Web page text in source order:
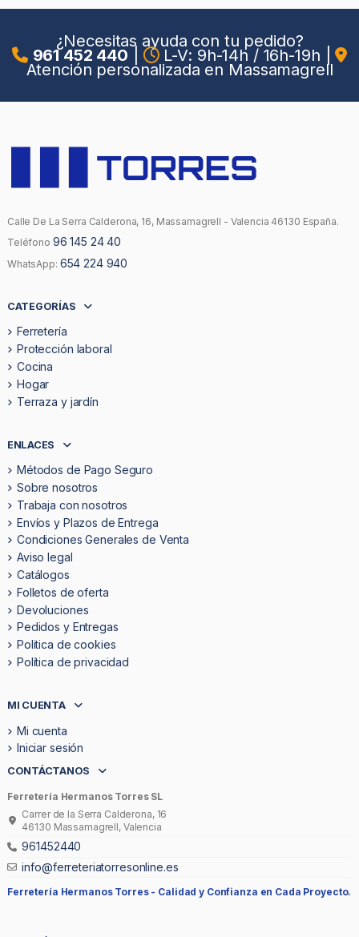
¿Necesitas ayuda con tu pedido?
961 452 440 L-V: 9h-14h / 16h-19h
Atención personalizada en Massamagrell
Calle De La Serra Calderona, 16, Massamagrell - Valencia 46130 España.
Teléfono 96 145 24 40
WhatsApp: 654 224 940
CATEGORÍAS
Ferretería
Protección laboral
Cocina
Hogar
Terraza y jardín
ENLACES
Métodos de Pago Seguro
Sobre nosotros
Trabaja con nosotros
Envíos y Plazos de Entrega
Condiciones Generales de Venta
Aviso legal
Catálogos
Folletos de oferta
Devoluciones
Pedidos y Entregas
Politica de cookies
Política de privacidad
MI CUENTA
Mi cuenta
Iniciar sesión
CONTÁCTANOS
Ferretería Hermanos Torres SL
Carrer de la Serra Calderona, 16
46130 Massamagrell, Valencia
961452440
info@ferreteriatorresonline.es
Ferretería Hermanos Torres - Calidad y Confianza en Cada Proyecto.